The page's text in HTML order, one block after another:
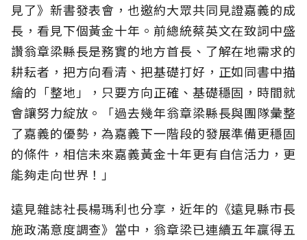
見了》新書發表會，也邀約大眾共同見證嘉義的成
長，看見下個黃金十年。前總統蔡英文在致詞中盛
讚翁章梁縣長是務實的地方首長、了解在地需求的
耕耘者，把方向看清、把基礎打好，正如同書中描
繪的「整地」，只要方向正確、基礎穩固，時間就
會讓努力綻放。「過去幾年翁章梁縣長與團隊彙整
了嘉義的優勢，為嘉義下一階段的發展準備更穩固
的條件，相信未來嘉義黃金十年更有自信活力，更
能夠走向世界！」
遠見雜誌社長楊瑪利也分享，近年的《遠見縣市長
施政滿意度調查》當中，翁章梁已連續五年贏得五